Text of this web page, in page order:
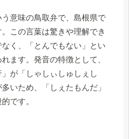
う意味の鳥取弁で、島根県で
この言葉は驚きや理解でき
く、「とんでもない」とい
ます。発音の特徴として、
が「しゃしぃしゅしぇし
いため、「しぇたもんだ」
です。